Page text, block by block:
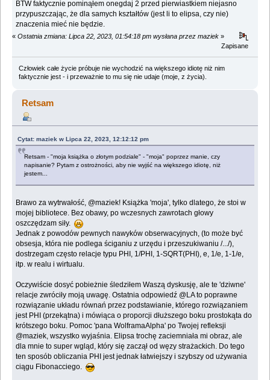
BTW faktycznie pominąłem onegdaj 2 przed pierwiastkiem niejasno
przypuszczając, że dla samych kształtów (jest li to elipsa, czy nie)
znaczenia mieć nie będzie.
« Ostatnia zmiana: Lipca 22, 2023, 01:54:18 pm wysłana przez maziek »
Zapisane
Człowiek całe życie próbuje nie wychodzić na większego idiotę niż nim
faktycznie jest - i przeważnie to mu się nie udaje (moje, z życia).
Retsam
Cytat: maziek w Lipca 22, 2023, 12:12:12 pm
Retsam - "moja książka o złotym podziale" - "moja" poprzez manie, czy
napisanie? Pytam z ostrożności, aby nie wyjść na większego idiotę, niż
jestem...
Brawo za wytrwałość, @maziek! Książka 'moja', tylko dlatego, że stoi w
mojej bibliotece. Bez obawy, po wczesnych zawrotach głowy
oszczędzam siły.
Jednak z powodów pewnych nawyków obserwacyjnych, (to może być
obsesja, która nie podlega ściganiu z urzędu i przeszukiwaniu /.../),
dostrzegam często relacje typu PHI, 1/PHI, 1-SQRT(PHI), e, 1/e, 1-1/e,
itp. w realu i wirtualu.
Oczywiście dosyć pobieżnie śledziłem Waszą dyskusję, ale te 'dziwne'
relacje zwróciły moją uwagę. Ostatnia odpowiedź @LA to poprawne
rozwiązanie układu równań przez podstawianie, którego rozwiązaniem
jest PHI (przekątna) i mówiąca o proporcji dłuższego boku prostokąta do
krótszego boku. Pomoc 'pana WolframaAlpha' po Twojej refleksji
@maziek, wszystko wyjaśnia. Elipsa trochę zaciemniała mi obraz, ale
dla mnie to super wgląd, który się zaczął od węzy strażackich. Do tego
ten sposób obliczania PHI jest jednak łatwiejszy i szybszy od używania
ciągu Fibonacciego.